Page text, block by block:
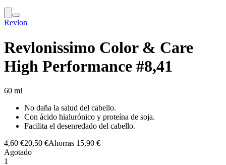
Revlon
Revlonissimo Color & Care
High Performance #8,41
60 ml
No daña la salud del cabello.
Con ácido hialurónico y proteína de soja.
Facilita el desenredado del cabello.
4,60 €20,50 €Ahorras 15,90 €
Agotado
1